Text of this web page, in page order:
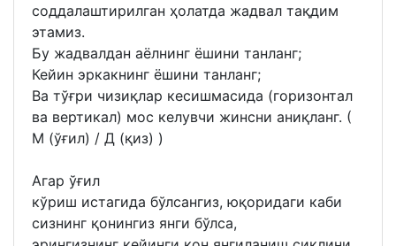
соддалаштирилган ҳолатда жадвал тақдим
этамиз.
Бу жадвалдан аёлнинг ёшини танланг;
Кейин эркакнинг ёшини танланг;
Ва тўғри чизиқлар кесишмасида (горизонтал
ва вертикал) мос келувчи жинсни аниқланг. (
М (ўғил) / Д (қиз) )
Агар ўғил
кўриш истагида бўлсангиз, юқоридаги каби
сизнинг қонингиз янги бўлса,